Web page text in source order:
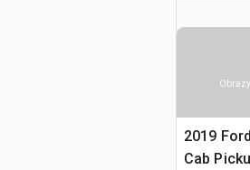
2019
Cab